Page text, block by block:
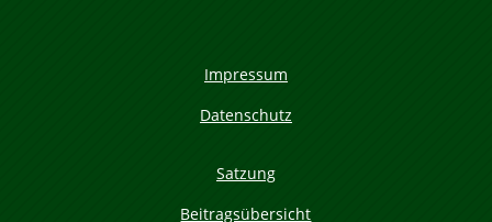
Impressum
Datenschutz
Satzung
Beitragsübersicht